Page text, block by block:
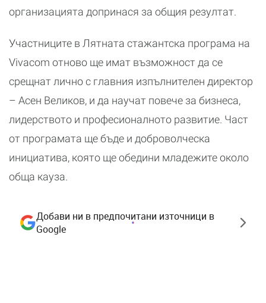
организацията допринася за общия резултат.
Участниците в Лятната стажантска програма на
Vivacom отново ще имат възможност да се
срещнат лично с главния изпълнителен директор
– Асен Великов, и да научат повече за бизнеса,
лидерството и професионалното развитие. Част
от програмата ще бъде и доброволческа
инициатива, която ще обедини младежите около
обща кауза.
Добави ни в предпочитани източници в
Google